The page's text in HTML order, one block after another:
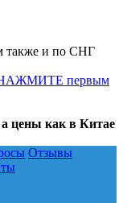
также и по СНГ
первым
цены как в Китае
Отзывы